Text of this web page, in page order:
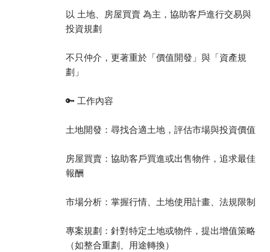
以 土地、房屋買賣 為主，協助客戶進行交易與
投資規劃
不只仲介，更著重於「價值開發」與「資產規
劃」
🔑 工作內容
土地開發：尋找合適土地，評估市場與投資價值
房屋買賣：協助客戶買進或出售物件，追求最佳
報酬
市場分析：掌握行情、土地使用計畫、法規限制
專案規劃：針對特定土地或物件，提出增值策略
（如整合重劃、用途轉換）